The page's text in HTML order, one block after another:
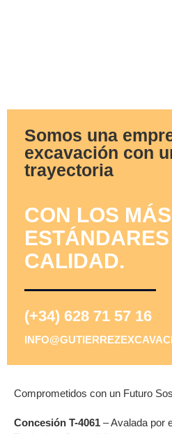
Somos una
excavación con
trayectoria
CON LOS
CALIDAD.
(+34) 628 71 57 16
Comprometidos con un Futuro
Concesión T-4061 – Avalada por